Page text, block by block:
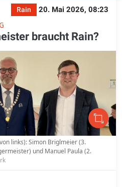
Rain
20. Mai 2026, 08:23
braucht Rain?
links): Simon Briglmeier (3.
und Manuel Paula (2.